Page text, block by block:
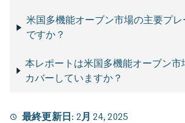
米国多機能オーブン市場の主要プ
ですか？
本レポートは米国多機能オーブン市
カバーしていますか？
最終更新日: 2月 24, 2025